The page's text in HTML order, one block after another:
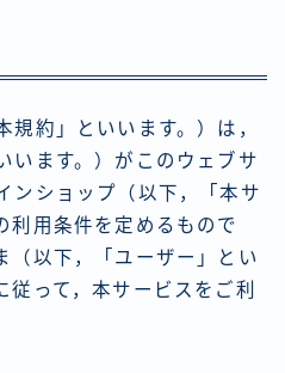
規約」といいます。）は，
います。）がこのウェブサ
ンショップ（以下，「本サ
利用条件を定めるもので
（以下，「ユーザー」とい
従って，本サービスをご利